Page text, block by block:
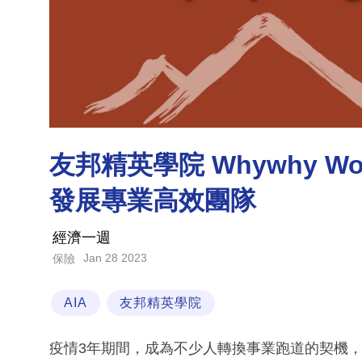
友邦精英學院 Whywhy
發展專業高效團隊
經濟一週
保險 Jan 28 2023
AIA 友邦精英學院
疫情3年期間，成為不少人轉換事業跑道的契機